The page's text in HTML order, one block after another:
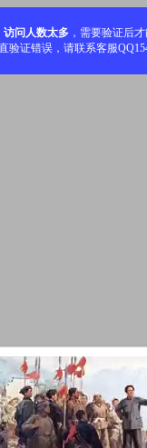
访问人数太多 ，需要验证后
验证错误，请联系客服
加载中